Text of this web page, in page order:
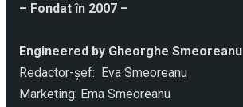
– Fondat în 2007 –
Engineered by Gheorghe Smeoreanu
Redactor-şef: Eva Smeoreanu
Marketing: Ema Smeoreanu